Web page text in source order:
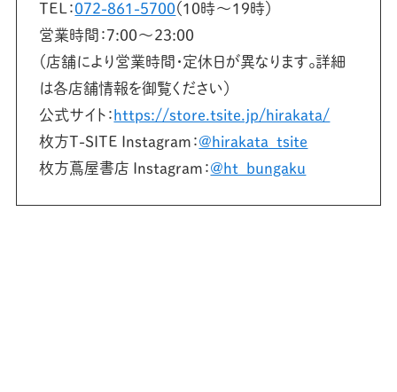
TEL：072-861-5700（10時〜19時）
営業時間：7:00〜23:00
（店舗により営業時間・定休日が異なります。詳細
は各店舗情報を御覧ください）
公式サイト：https://store.tsite.jp/hirakata/
枚方T-SITE Instagram：@hirakata_tsite
枚方蔦屋書店 Instagram：@ht_bungaku